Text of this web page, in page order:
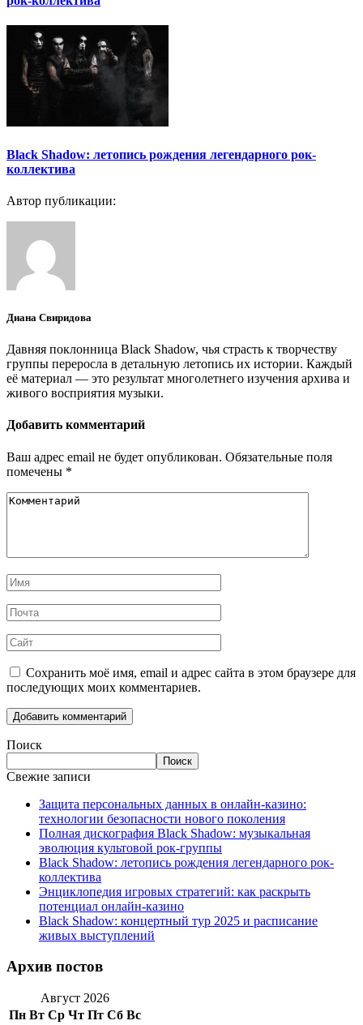
Black Shadow: летопись рождения легендарного рок-
коллектива
Автор публикации:
Диана Свиридова
Давняя поклонница Black Shadow, чья страсть к творчеству
группы переросла в детальную летопись их истории. Каждый
её материал — это результат многолетнего изучения архива и
живого восприятия музыки.
Добавить комментарий
Ваш адрес email не будет опубликован. Обязательные поля
помечены *
Сохранить моё имя, email и адрес сайта в этом браузере для
последующих моих комментариев.
Поиск
Поиск
Свежие записи
Защита персональных данных в онлайн-казино:
технологии безопасности нового поколения
Полная дискография Black Shadow: музыкальная
эволюция культовой рок-группы
Black Shadow: летопись рождения легендарного рок-
коллектива
Энциклопедия игровых стратегий: как раскрыть
потенциал онлайн-казино
Black Shadow: концертный тур 2025 и расписание
живых выступлений
Архив постов
Август 2026
Пн Вт Ср Чт Пт Сб Вс